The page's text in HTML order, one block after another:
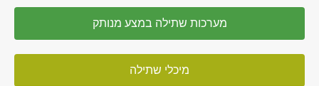
מערכות שתילה במצע מנותק
מיכלי שתילה